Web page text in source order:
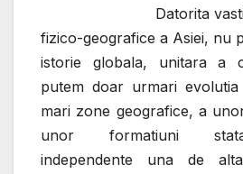
Datorita
fizico-geografice a Asiei, nu
istorie globala, unitara a
putem doar urmari
mari zone geografice, a
unor formatiuni
independente una de